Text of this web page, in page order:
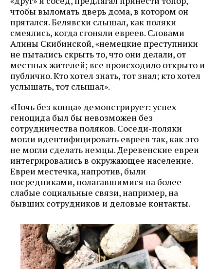
чтобы выломать дверь дома, в котором он
прятался. Белявски слышал, как поляки
смеялись, когда сгоняли евреев. Словами
Алины Скибинской, «немецкие преступники
не пытались скрыть то, что они делали, от
местных жителей; все происходило открыто и
публично. Кто хотел знать, тот знал; кто хотел
услышать, тот слышал».
«Ночь без конца» демонстрирует: успех
геноцида был бы невозможен без
сотрудничества поляков. Соседи-поляки
могли идентифицировать евреев так, как это
не могли сделать немцы. Деревенские евреи
интегрировались в окружающее население.
Евреи местечка, напротив, были
посредниками, полагавшимися на более
слабые социальные связи, например, на
бывших сотрудников и деловые контакты.